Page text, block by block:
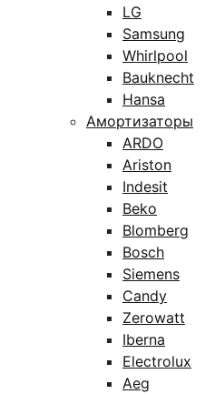
LG
Samsung
Whirlpool
Bauknecht
Hansa
Амортизаторы
ARDO
Ariston
Indesit
Beko
Blomberg
Bosch
Siemens
Candy
Zerowatt
Iberna
Electrolux
Aeg